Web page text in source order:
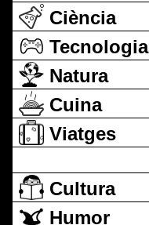
Ciència
Tecnologia
Natura
Cuina
Viatges
Cultura
Humor